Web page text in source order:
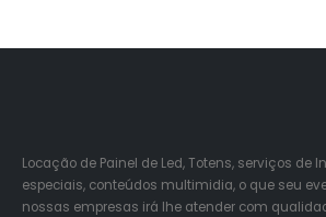
Locação de Painel de Led, Totens, serviços de
especiais, conteúdos multimidia, o que seu
nossas empresas irá lhe atender com